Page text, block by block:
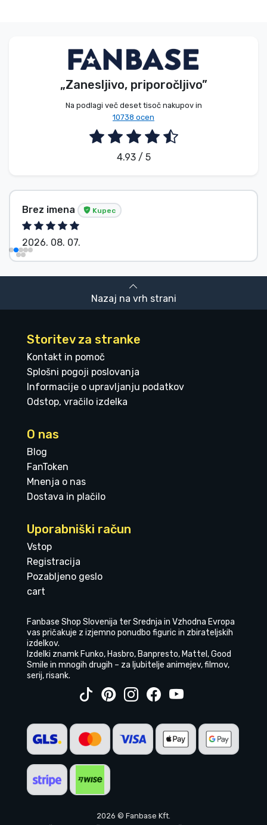
„Zanesljivo, priporočljivo”
Na podlagi več deset tisoč nakupov in
10738 ocen
4.93 / 5
Brez imena Kupec
2026. 08. 07.
Nazaj na vrh strani
Storitev za stranke
Kontakt in pomoč
Splošni pogoji poslovanja
Informacije o upravljanju podatkov
Odstop, vračilo izdelka
O nas
Blog
FanToken
Mnenja o nas
Dostava in plačilo
Uporabniški račun
Vstop
Registracija
Pozabljeno geslo
cart
Fanbase Shop Slovenija ter Srednja in Vzhodna Evropa
vas pričakuje z izjemno ponudbo figuric in zbirateljskih
izdelkov.
Izdelki znamk Funko, Hasbro, Banpresto, Mattel, Good
Smile in mnogih drugih – za ljubitelje animejev, filmov,
serij, risank.
2026 © Fanbase Kft.
Blagovne znamke